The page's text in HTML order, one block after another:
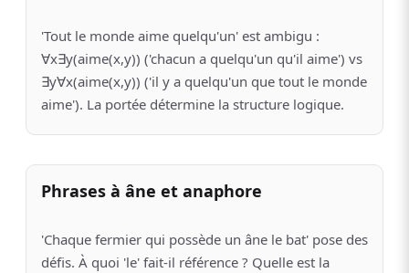
'Tout le monde aime quelqu'un' est ambigu :
∀x∃y(aime(x,y)) ('chacun a quelqu'un qu'il aime') vs
∃y∀x(aime(x,y)) ('il y a quelqu'un que tout le monde
aime'). La portée détermine la structure logique.
Phrases à âne et anaphore
'Chaque fermier qui possède un âne le bat' pose des
défis. À quoi 'le' fait-il référence ? Quelle est la